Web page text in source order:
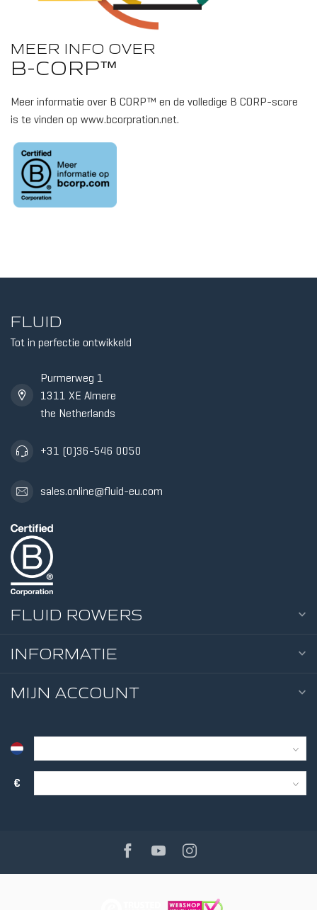
MEER INFO OVER
B-CORP™
Meer informatie over B CORP™ en de volledige B CORP-score
is te vinden op www.bcorpration.net.
FLUID
Tot in perfectie ontwikkeld
Purmerweg 1
1311 XE Almere
the Netherlands
+31 (0)36-546 0050
sales.online@fluid-eu.com
FLUID ROWERS
INFORMATIE
MIJN ACCOUNT
€